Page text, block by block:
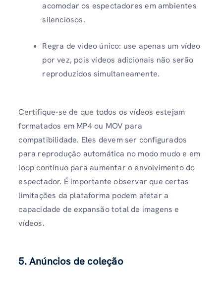
acomodar os espectadores em ambientes
silenciosos.
Regra de vídeo único: use apenas um vídeo
por vez, pois vídeos adicionais não serão
reproduzidos simultaneamente.
Certifique-se de que todos os vídeos estejam
formatados em MP4 ou MOV para
compatibilidade. Eles devem ser configurados
para reprodução automática no modo mudo e em
loop contínuo para aumentar o envolvimento do
espectador. É importante observar que certas
limitações da plataforma podem afetar a
capacidade de expansão total de imagens e
vídeos.
5. Anúncios de coleção